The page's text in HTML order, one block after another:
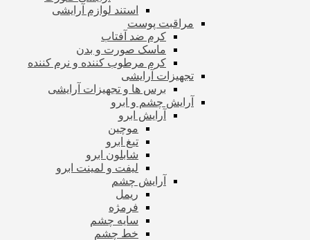
استند لوازم آرایشی
مراقبت پوست
کرم ضد آفتاب
ماسک صورت و بدن
کرم مرطوب کننده و نرم کننده
تجهیزات آرایشی
برس ها و تجهیزات آرایشی
آرایش چشم و ابرو
آرایش ابرو
موچین
تیغ ابرو
شابلون ابرو
لیفت و لمینت ابرو
آرایش چشم
ریمل
فرمژه
سایه چشم
خط چشم